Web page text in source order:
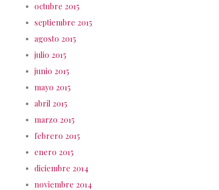
octubre 2015
septiembre 2015
agosto 2015
julio 2015
junio 2015
mayo 2015
abril 2015
marzo 2015
febrero 2015
enero 2015
diciembre 2014
noviembre 2014